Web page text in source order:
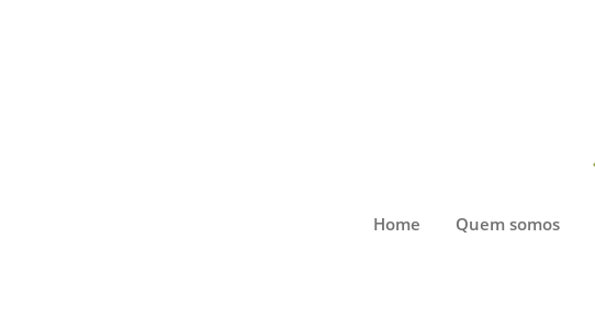
Home Quem somos